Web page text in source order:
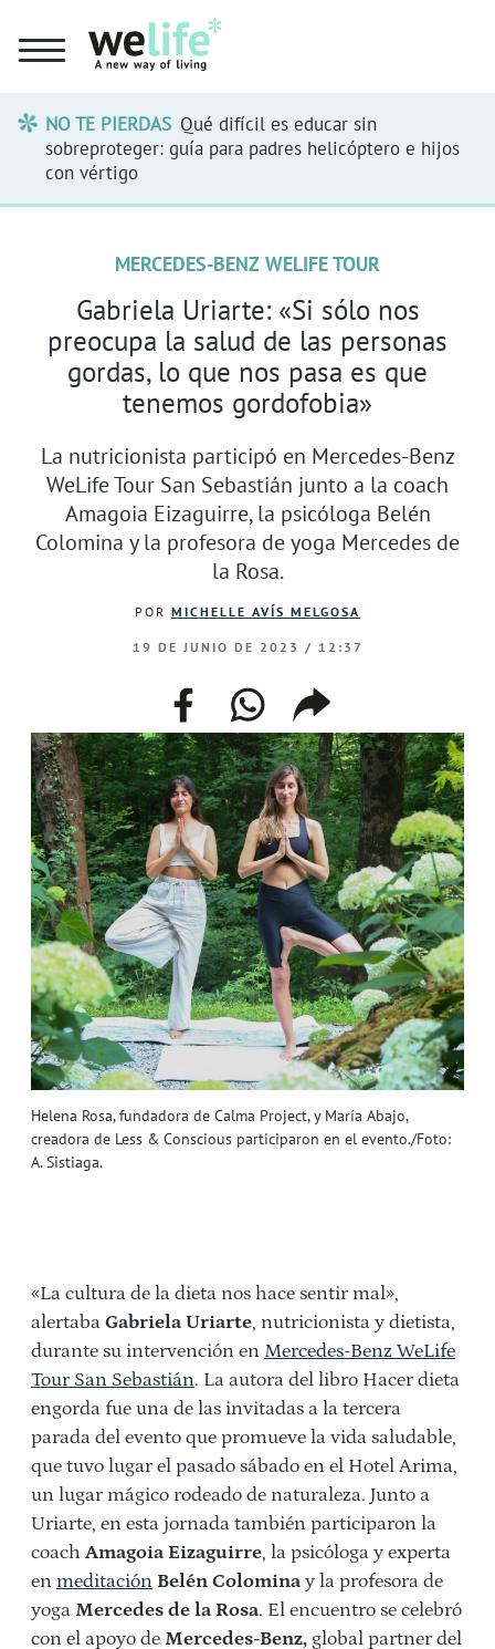
NO TE PIERDAS Qué difícil es educar sin
sobreproteger: guía para padres helicóptero e hijos
con vértigo
Helena Rosa, fundadora de Calma Project, y María Abajo,
creadora de Less & Conscious participaron en el evento./Foto:
A. Sistiaga.
MERCEDES-BENZ WELIFE TOUR
Gabriela Uriarte: «Si sólo nos
preocupa la salud de las personas
gordas, lo que nos pasa es que
tenemos gordofobia»
La nutricionista participó en Mercedes-Benz
WeLife Tour San Sebastián junto a la coach
Amagoia Eizaguirre, la psicóloga Belén
Colomina y la profesora de yoga Mercedes de
la Rosa.
POR MICHELLE AVÍS MELGOSA
19 DE JUNIO DE 2023 / 12:37
facebookwhatsappcompartir
enlace
«La cultura de la dieta nos hace sentir mal»,
alertaba Gabriela Uriarte, nutricionista y dietista,
durante su intervención en Mercedes-Benz WeLife
Tour San Sebastián. La autora del libro Hacer dieta
engorda fue una de las invitadas a la tercera
parada del evento que promueve la vida saludable,
que tuvo lugar el pasado sábado en el Hotel Arima,
un lugar mágico rodeado de naturaleza. Junto a
Uriarte, en esta jornada también participaron la
coach Amagoia Eizaguirre, la psicóloga y experta
en meditación Belén Colomina y la profesora de
yoga Mercedes de la Rosa. El encuentro se celebró
con el apoyo de Mercedes-Benz, global partner del